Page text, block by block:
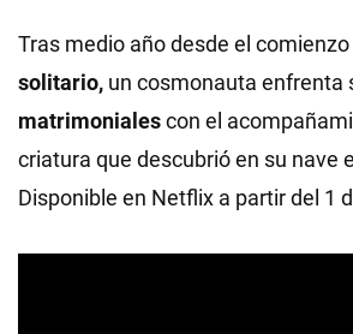
Tras medio año desde el comienzo
solitario, un cosmonauta enfrenta
matrimonialescon el
criatura que descubrió en su nave
Disponible en Netflix a partir del 1